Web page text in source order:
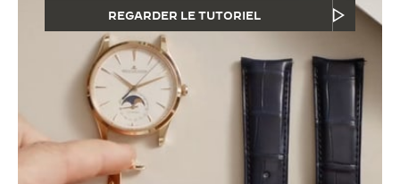
REGARDER LE TUTORIEL